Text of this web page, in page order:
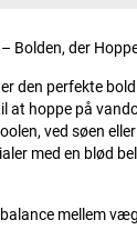
Bolden, der
den perfekte
at hoppe på
ved søen
med en blød
mellem